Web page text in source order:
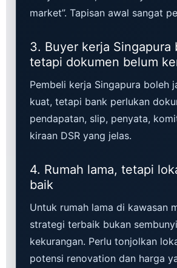
market”. Tapisan awal sangat
3. Buyer kerja Singapura
tetapi dokumen belum
Pembeli kerja Singapura boleh
kuat, tetapi bank perlukan
pendapatan, slip, penyata,
kiraan DSR yang jelas.
4. Rumah lama, tetapi
baik
Untuk rumah lama di kawasan
strategi terbaik bukan
kekurangan. Perlu tonjolkan
potensi renovation dan harga